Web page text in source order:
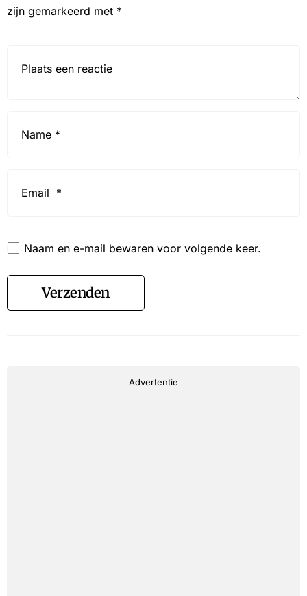
zijn gemarkeerd met *
Naam en e-mail bewaren voor volgende keer.
Verzenden
Advertentie